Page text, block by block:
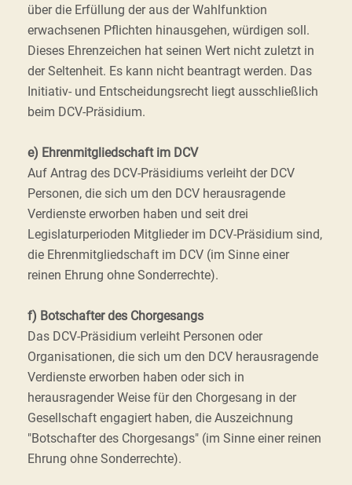
über die Erfüllung der aus der Wahlfunktion
erwachsenen Pflichten hinausgehen, würdigen soll.
Dieses Ehrenzeichen hat seinen Wert nicht zuletzt in
der Seltenheit. Es kann nicht beantragt werden. Das
Initiativ- und Entscheidungsrecht liegt ausschließlich
beim DCV-Präsidium.
e) Ehrenmitgliedschaft im DCV
Auf Antrag des DCV-Präsidiums verleiht der DCV
Personen, die sich um den DCV herausragende
Verdienste erworben haben und seit drei
Legislaturperioden Mitglieder im DCV-Präsidium sind,
die Ehrenmitgliedschaft im DCV (im Sinne einer
reinen Ehrung ohne Sonderrechte).
f) Botschafter des Chorgesangs
Das DCV-Präsidium verleiht Personen oder
Organisationen, die sich um den DCV herausragende
Verdienste erworben haben oder sich in
herausragender Weise für den Chorgesang in der
Gesellschaft engagiert haben, die Auszeichnung
"Botschafter des Chorgesangs" (im Sinne einer reinen
Ehrung ohne Sonderrechte).